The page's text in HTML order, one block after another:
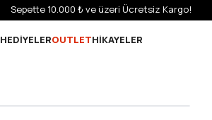
Sepette 10.000 ₺ ve üzeri Ücretsiz Kargo!
HEDİYELEROUTLETHİKAYELER